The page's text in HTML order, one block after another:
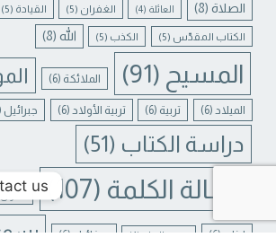
الصلاة (8) العائلة (4) الغفران (5) القيادة (5)
الكتاب المقدّس (5) الكذب (5) الله (8)
المسيح (91) الملائكة (6)
الميلاد (6) تربية (6) تربية الأولاد (6) جبرائيل
دراسة الكتاب (51)
رسالة الكلمة (107) غفران
لبنان (6) معنى الحياة (4) ميخائيل (6)
us